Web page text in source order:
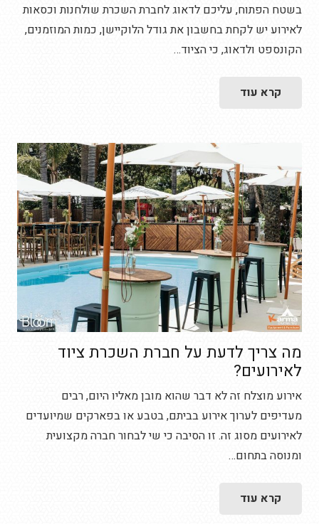
בשטח הפתוח, עליכם לדאוג לחברת השכרת שולחנות וכסאות
לאירוע יש לקחת בחשבון את גודל הלוקיישן, כמות המוזמנים,
הקונספט ולדאוג, כי הציוד…
קרא עוד
מה צריך לדעת על חברת השכרת ציוד
לאירועים?
אירוע מוצלח זה לא דבר שהוא מובן מאליו היום, רבים
מעדיפים לערוך אירוע בביתם, בטבע או בפארקים שמיועדים
לאירועים מסוג זה. זו הסיבה כי שי לבחור חברה מקצועית
ומנוסה בתחום…
קרא עוד